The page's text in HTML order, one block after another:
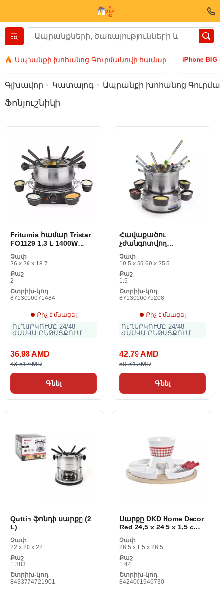
Ապրանքի խոհանոց Գուրմանովի համար iPhone
Вернуться назад
Աքսեսուարի
Բիզուտերիա
Ձեռքի ժամացույց
Գլխավոր Կատալոգ Ապրանքի խոհանոց
Ֆոնյուշնիկի
Friturnia համար Tristar
FO1129 1.3 L 1400W
Չափ
26 x 26 x 18.7
Քաշ
2
Շտրիխ-կոդ
8713016071484
Քիչ է մնացել
ՈւՂԱՐԿՈՒՄԸ 24/48
ԺԱՄՎԱ ԸՆԹԱՑՔՈՒՄ
36.98 AMD
43.51 AMD
Գնել
Հավաքածու
չժանգոտվող
172880
Չափ
19.5 x 59.69 x 25.5
Քաշ
1.5
Շտրիխ-կոդ
8713016075208
Քիչ է մնացել
ՈւՂԱՐԿՈՒՄԸ 24/48
ԺԱՄՎԱ ԸՆԹԱՑՔՈՒՄ
42.79 AMD
50.34 AMD
Գնել
Quttin ֆոնդի սարքը (2
L)
Չափ
22 x 20 x 22
Քաշ
1.383
Շտրիխ-կոդ
8433774721901
Սարքը DKD Home Decor
Red 24,5 x 24,5 x 1,5 cm
Չափ
26.5 x 1.5 x 26.5
Քաշ
1.44
Շտրիխ-կոդ
8424001946730